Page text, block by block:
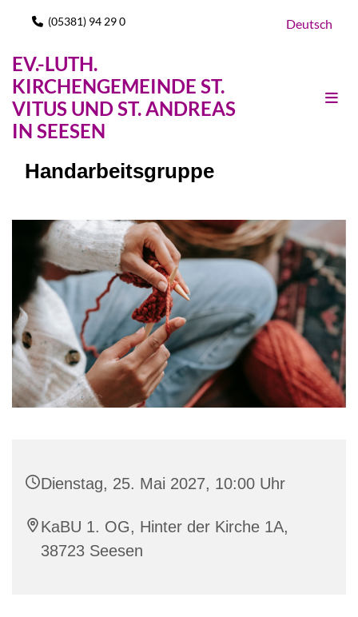
 (05381) 94 29 0 Deutsch
EV.-LUTH.
KIRCHENGEMEINDE ST.
VITUS UND ST. ANDREAS
IN SEESEN
Handarbeitsgruppe
Dienstag, 25. Mai 2027, 10:00 Uhr
KaBU 1. OG, Hinter der Kirche 1A,
38723 Seesen